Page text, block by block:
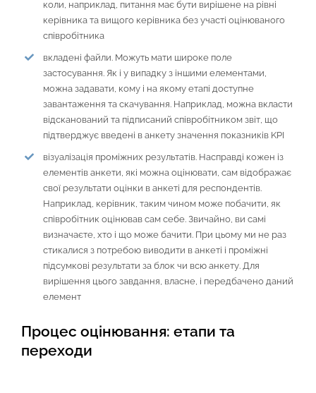
коли, наприклад, питання має бути вирішене на рівні
керівника та вищого керівника без участі оцінюваного
співробітника
вкладені файли. Можуть мати широке поле
застосування. Як і у випадку з іншими елементами,
можна задавати, кому і на якому етапі доступне
завантаження та скачування. Наприклад, можна вкласти
відсканований та підписаний співробітником звіт, що
підтверджує введені в анкету значення показників KPI
візуалізація проміжних результатів. Насправді кожен із
елементів анкети, які можна оцінювати, сам відображає
свої результати оцінки в анкеті для респондентів.
Наприклад, керівник, таким чином може побачити, як
співробітник оцінював сам себе. Звичайно, ви самі
визначаєте, хто і що може бачити. При цьому ми не раз
стикалися з потребою виводити в анкеті і проміжні
підсумкові результати за блок чи всю анкету. Для
вирішення цього завдання, власне, і передбачено даний
елемент
Процес оцінювання: етапи та
переходи